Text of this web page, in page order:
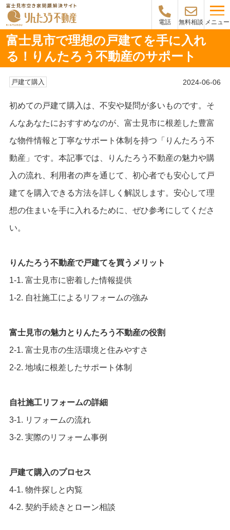
電話 無料相談 メニュー
富士見市で理想の戸建てを手に入れ
る！りんたろう不動産のサポート
戸建て購入 2024-06-06
初めての戸建て購入は、不安や疑問が多いものです。そ
んなあなたにおすすめなのが、富士見市に根差した豊富
な物件情報と丁寧なサポート体制を持つ「りんたろう不
動産」です。本記事では、りんたろう不動産の魅力や購
入の流れ、利用者の声を通じて、初心者でも安心して戸
建てを購入できる方法を詳しく解説します。安心して理
想の住まいを手に入れるために、ぜひ参考にしてくださ
い。
りんたろう不動産で戸建てを買うメリット
1-1. 富士見市に密着した情報提供
1-2. 自社施工によるリフォームの強み
富士見市の魅力とりんたろう不動産の役割
2-1. 富士見市の生活環境と住みやすさ
2-2. 地域に根差したサポート体制
自社施工リフォームの詳細
3-1. リフォームの流れ
3-2. 実際のリフォーム事例
戸建て購入のプロセス
4-1. 物件探しと内覧
4-2. 契約手続きとローン相談